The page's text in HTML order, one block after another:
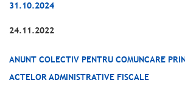
31.10.2024
24.11.2022
ANUNT COLECTIV PENTRU COMUNCARE
ACTELOR ADMINISTRATIVE FISCALE